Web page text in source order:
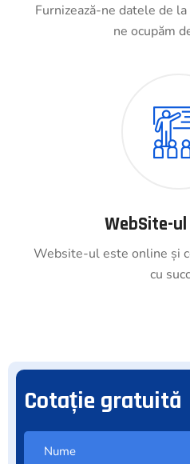
Furnizează-ne datele de
ne ocupăm
WebSite-
Website-ul este online și
cu
Cotație gratuită